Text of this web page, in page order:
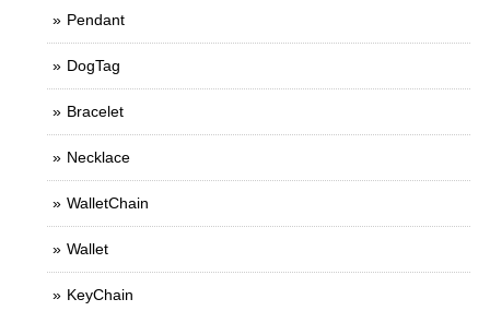
Pendant
DogTag
Bracelet
Necklace
WalletChain
Wallet
KeyChain